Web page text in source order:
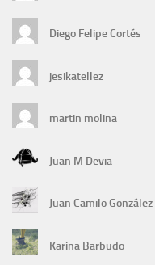
Diego Felipe Cortés
jesikatellez
martin molina
Juan M Devia
Juan Camilo González
Karina Barbudo